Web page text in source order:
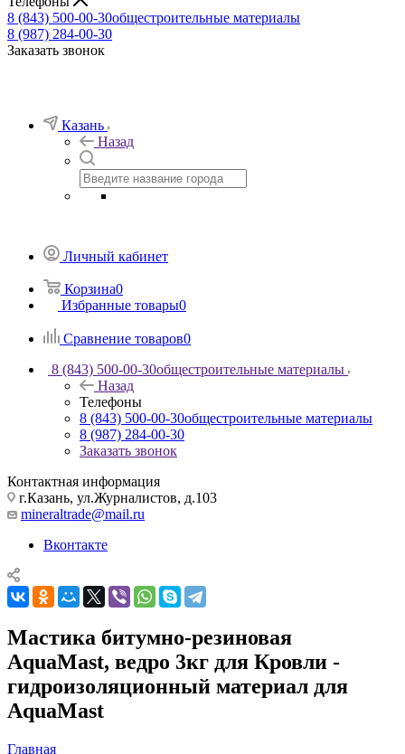
8 (843) 500-00-30общестроительные материалы
8 (987) 284-00-30
Заказать звонок
Казань
Назад
Личный кабинет
Корзина0
Избранные товары0
Сравнение товаров0
8 (843) 500-00-30общестроительные материалы
Назад
Телефоны
8 (843) 500-00-30общестроительные материалы
8 (987) 284-00-30
Заказать звонок
Контактная информация
г.Казань, ул.Журналистов, д.103
mineraltrade@mail.ru
Вконтакте
Мастика битумно-резиновая
AquaMast, ведро 3кг для Кровли -
гидроизоляционный материал для
AquaMast
Главная